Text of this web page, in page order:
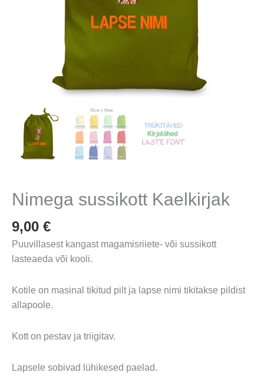
Nimega sussikott Kaelkirjak
9,00 €
Puuvillasest kangast magamisriiete- või sussikott
lasteaeda või kooli.
Kotile on masinal tikitud pilt ja lapse nimi tikitakse pildist
allapoole.
Kott on pestav ja triigitav.
Lapsele sobivad lühikesed paelad.